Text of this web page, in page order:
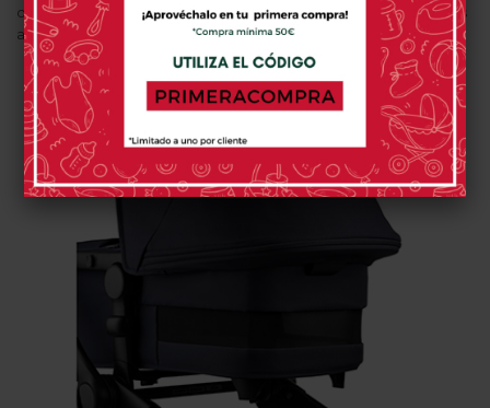
que resulta ideal para guardar de manera sencilla tus pequeños
artículos.